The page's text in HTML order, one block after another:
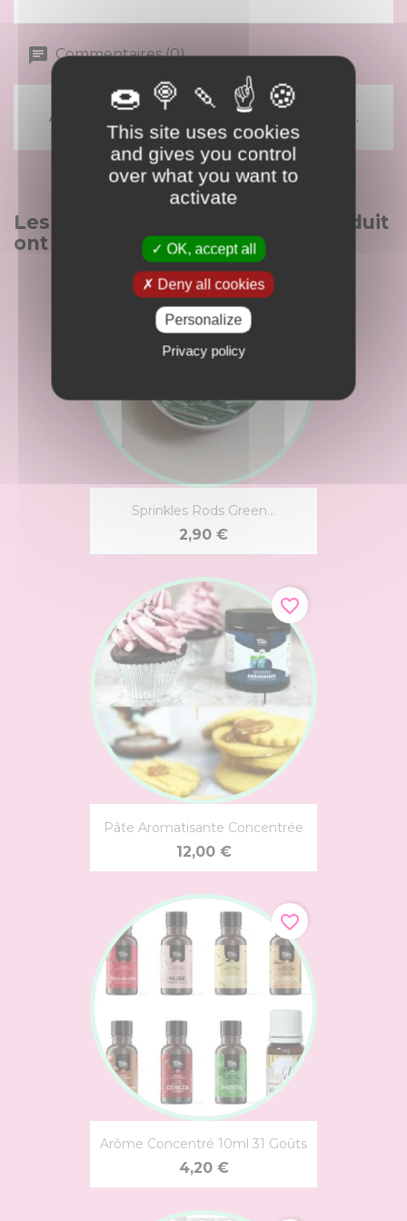
Commentaires (0)
Aucun avis n'a été publié pour le moment.
Les clients qui ont acheté ce produit
ont également acheté :
Sprinkles Rods Green...
2,90 €
Pâte Aromatisante Concentrée
12,00 €
favorite_border
Arôme Concentré 10ml 31 Goûts
4,20 €
favorite_border
This site uses cookies
and gives you control
over what you want to
activate
OK, accept all
Deny all cookies
Personalize
Privacy policy